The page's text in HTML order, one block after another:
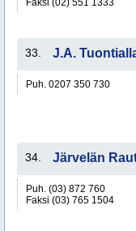
Faksi (02) 551 1333
33. J.A.
Puh. 0207 350 730
34. Järvelän
Puh. (03) 872 760
Faksi (03) 765 1504